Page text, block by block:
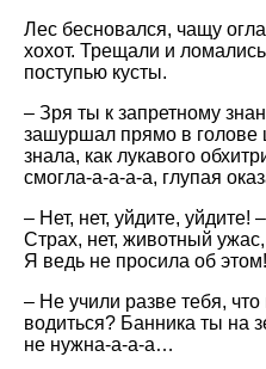
Лес бесновался, чащу
хохот. Трещали и
поступью кусты.
– Зря ты к запретному
зашуршал прямо в голове
знала, как лукавого
смогла-а-а-а-а, глупая
– Нет, нет, уйдите,
Страх, нет, животный
Я ведь не просила об этом!
– Не учили разве тебя, что
водиться? Банника ты на
не нужна-а-а-а…